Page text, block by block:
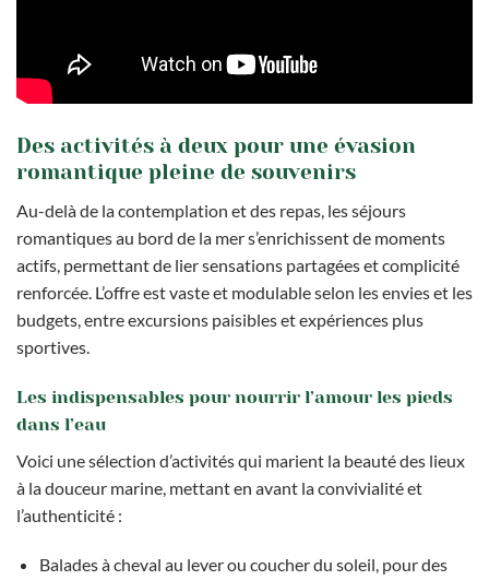
Des activités à deux pour une évasion
romantique pleine de souvenirs
Au-delà de la contemplation et des repas, les séjours
romantiques au bord de la mer s’enrichissent de moments
actifs, permettant de lier sensations partagées et complicité
renforcée. L’offre est vaste et modulable selon les envies et les
budgets, entre excursions paisibles et expériences plus
sportives.
Les indispensables pour nourrir l’amour les pieds
dans l’eau
Voici une sélection d’activités qui marient la beauté des lieux
à la douceur marine, mettant en avant la convivialité et
l’authenticité :
Balades à cheval au lever ou coucher du soleil, pour des